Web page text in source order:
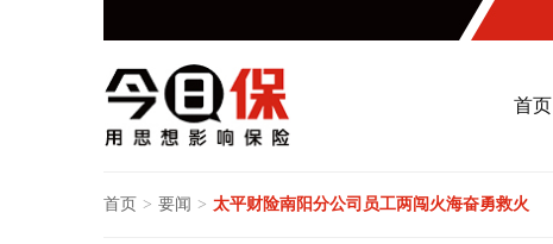
首页
首页 > 要闻 > 太平财险南阳分公司员工两闯火海奋勇救火